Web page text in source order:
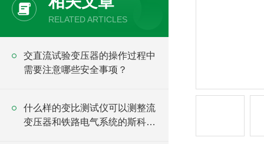
RELATED ARTICLES
交直流试验变压器的操作过程中
需要注意哪些安全事项？
什么样的变比测试仪可以测整流
变压器和铁路电气系统的斯科特